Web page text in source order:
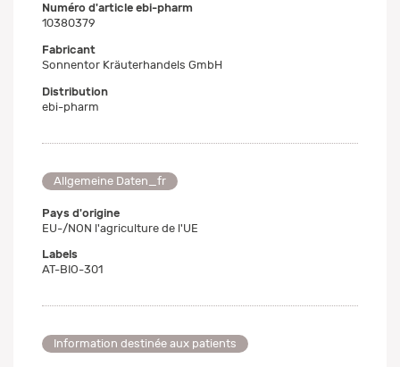
Numéro d'article ebi-pharm
10380379
Fabricant
Sonnentor Kräuterhandels GmbH
Distribution
ebi-pharm
Allgemeine Daten_fr
Pays d'origine
EU-/NON l'agriculture de l'UE
Labels
AT-BIO-301
Information destinée aux patients